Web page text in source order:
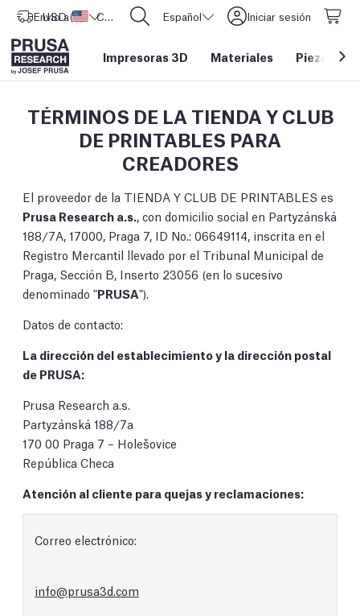
Envío a Estados Unidos
USD ($) CORE One L: ¡Ya disponible! Español Iniciar sesión
Impresoras 3D Materiales Piezas y
TÉRMINOS DE LA TIENDA Y CLUB
DE PRINTABLES PARA
CREADORES
El proveedor de la TIENDA Y CLUB DE PRINTABLES es
Prusa Research a.s., con domicilio social en Partyzánská
188/7A, 17000, Praga 7, ID No.: 06649114, inscrita en el
Registro Mercantil llevado por el Tribunal Municipal de
Praga, Sección B, Inserto 23056 (en lo sucesivo
denominado "PRUSA").
Datos de contacto:
La dirección del establecimiento y la dirección postal
de PRUSA:
Prusa Research a.s.
Partyzánská 188/7a
170 00 Praga 7 – Holešovice
República Checa
Atención al cliente para quejas y reclamaciones:
Correo electrónico:
info@prusa3d.com